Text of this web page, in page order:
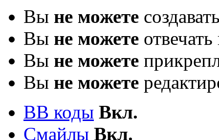
Вы не можете
Вы не можете
Вы не можете
Вы не можете
BB коды Вкл.
Смайлы Вкл.